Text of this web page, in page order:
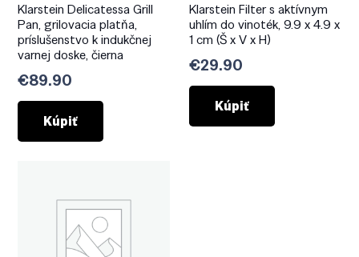
Klarstein Delicatessa Grill
Pan, grilovacia platňa,
príslušenstvo k indukčnej
varnej doske, čierna
€89.90
Kúpiť
Klarstein Filter s aktívnym
uhlím do vinoték, 9.9 x 4.9 x
1 cm (Š x V x H)
€29.90
Kúpiť